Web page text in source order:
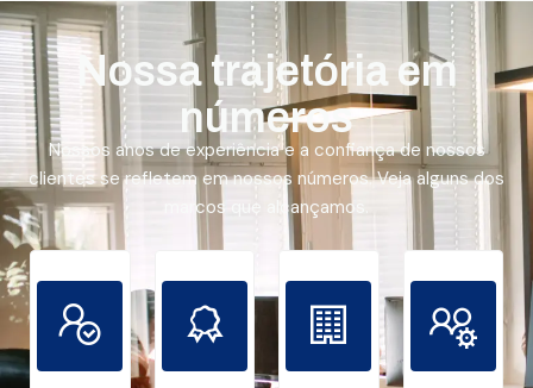
Nossa trajetória em
números
Nossos anos de experiência e a confiança de nossos
clientes se refletem em nossos números. Veja alguns dos
marcos que alcançamos.